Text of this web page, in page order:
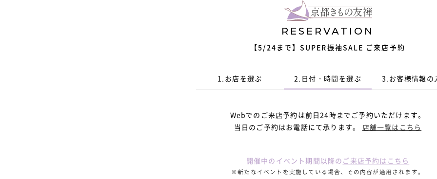
RESERVATION
【5/24まで】SUPER振袖SALE ご来店予約
1. お店を選ぶ 2. 日付・時間 を選ぶ 3. お客様情報 の
Webでのご来店予約は前日24時までご予約いただけます。
当日のご予約はお電話にて承ります。 店舗一覧はこちら
開催中のイベント期間以降の ご来店予約はこちら
※新たなイベントを実施している場合、その内容が適用されます。